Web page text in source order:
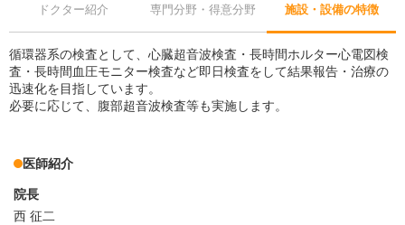
ドクター紹介 専門分野・得意分野 施設・設備の特徴
循環器系の検査として、心臓超音波検査・長時間ホルター心電図検
査・長時間血圧モニター検査など即日検査をして結果報告・治療の
迅速化を目指しています。
必要に応じて、腹部超音波検査等も実施します。
医師紹介
院長
西 征二